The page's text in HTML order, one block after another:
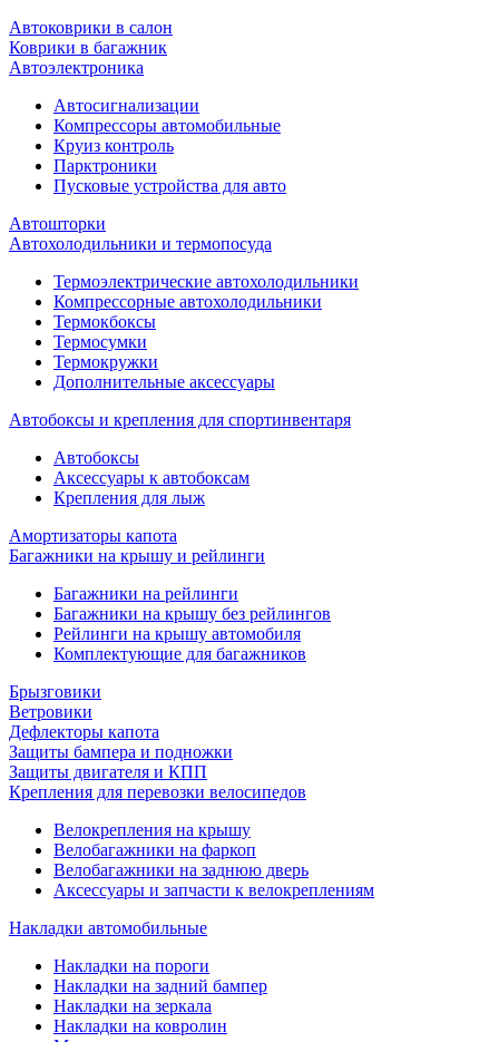
Автоковрики в салон
Коврики в багажник
Автоэлектроника
Автосигнализации
Компрессоры автомобильные
Круиз контроль
Парктроники
Пусковые устройства для авто
Автошторки
Автохолодильники и термопосуда
Термоэлектрические автохолодильники
Компрессорные автохолодильники
Термокбоксы
Термосумки
Термокружки
Дополнительные аксессуары
Автобоксы и крепления для спортинвентаря
Автобоксы
Аксессуары к автобоксам
Крепления для лыж
Амортизаторы капота
Багажники на крышу и рейлинги
Багажники на рейлинги
Багажники на крышу без рейлингов
Рейлинги на крышу автомобиля
Комплектующие для багажников
Брызговики
Ветровики
Дефлекторы капота
Защиты бампера и подножки
Защиты двигателя и КПП
Крепления для перевозки велосипедов
Велокрепления на крышу
Велобагажники на фаркоп
Велобагажники на заднюю дверь
Аксессуары и запчасти к велокреплениям
Накладки автомобильные
Накладки на пороги
Накладки на задний бампер
Накладки на зеркала
Накладки на ковролин